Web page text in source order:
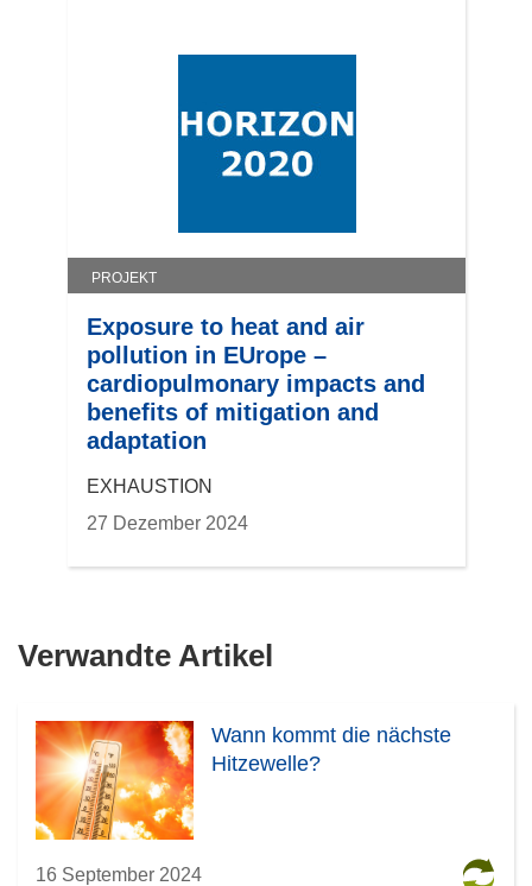
PROJEKT
Exposure to heat and air
pollution in EUrope –
cardiopulmonary impacts and
benefits of mitigation and
adaptation
EXHAUSTION
27 Dezember 2024
Verwandte Artikel
Wann kommt die nächste
Hitzewelle?
16 September 2024